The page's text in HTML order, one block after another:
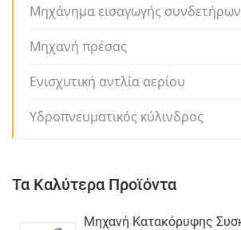
Μηχάνημα εισαγωγής συνδετήρων
Μηχανή πρέσας
Ενισχυτική αντλία αερίου
Υδροπνευματικός κύλινδρος
Τα Καλύτερα Προϊόντα
Μηχανή Κατακόρυφης